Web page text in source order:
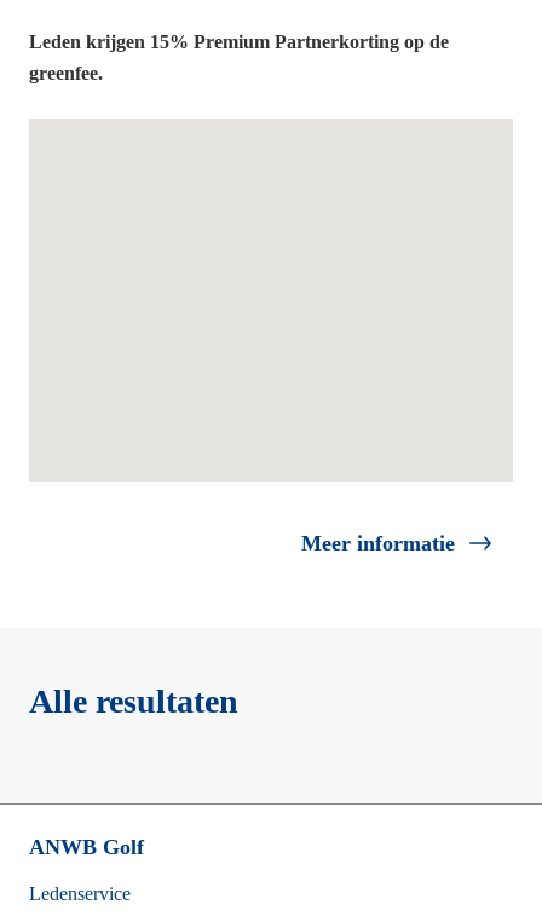
Leden krijgen 15% Premium Partnerkorting op de
greenfee.
Meer informatie
Alle resultaten
Footer
ANWB Golf
Ledenservice